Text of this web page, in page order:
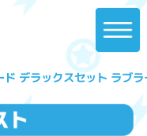
デラックスセット ラブ